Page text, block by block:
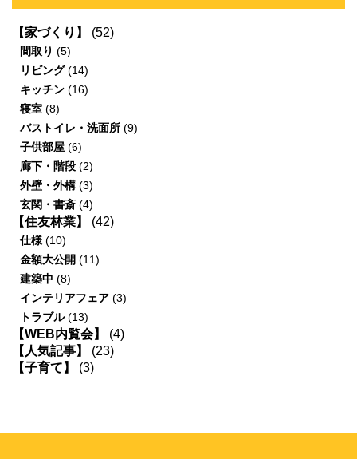
【家づくり】 (52)
間取り (5)
リビング(14)
キッチン (16)
寝室 (8)
バストイレ・洗面所 (9)
子供部屋 (6)
廊下・階段 (2)
外壁・外構(3)
玄関・書斎 (4)
【住友林業】 (42)
仕様 (10)
金額大公開 (11)
建築中 (8)
インテリアフェア (3)
トラブル(13)
【WEB内覧会】
(4)
【人気記事】
(23)
【子育て】
(3)